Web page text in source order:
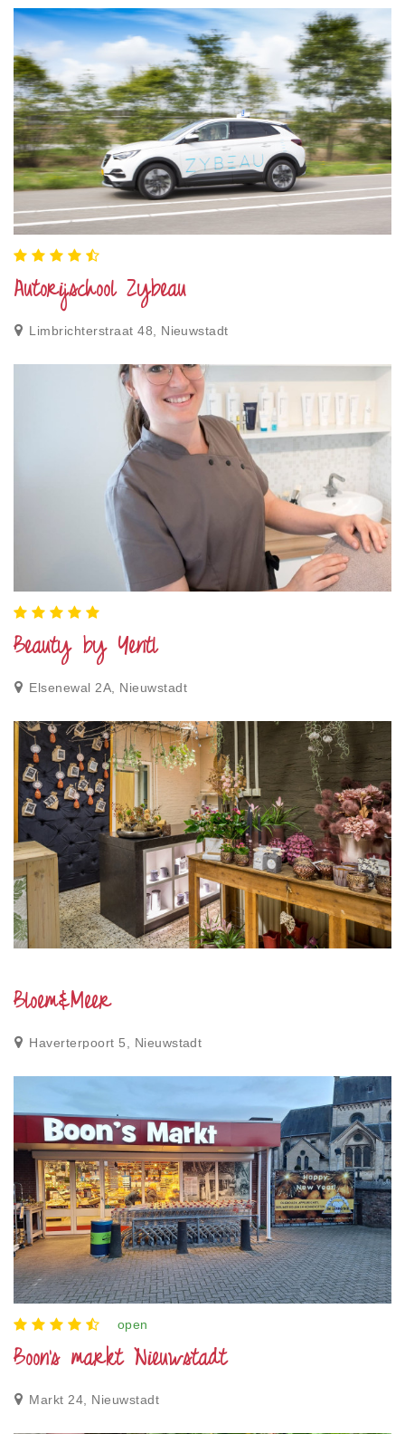
Autorijschool Zybeau
Limbrichterstraat 48, Nieuwstadt
Beauty by Yentl
Elsenewal 2A, Nieuwstadt
Bloem&Meer
Haverterpoort 5, Nieuwstadt
open
Boon's markt Nieuwstadt
Markt 24, Nieuwstadt